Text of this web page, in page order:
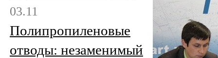
03.11
Полипропиленовые
отводы: незаменимый